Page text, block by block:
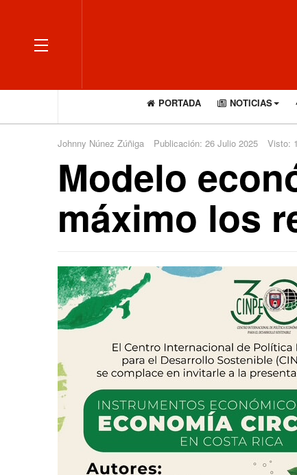
OFF CANVAS
PORTADA NOTICIAS
Johnny Núnez Zúñiga Publicación: 26 Julio 2025 Visto:
Modelo
máximo los